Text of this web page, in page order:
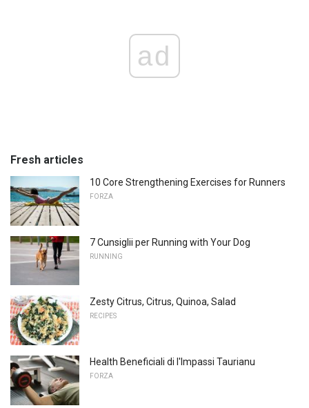
ad
Fresh articles
10 Core Strengthening Exercises for Runners
FORZA
7 Cunsiglii per Running with Your Dog
RUNNING
Zesty Citrus, Citrus, Quinoa, Salad
RECIPES
Health Beneficiali di l'Impassi Taurianu
FORZA